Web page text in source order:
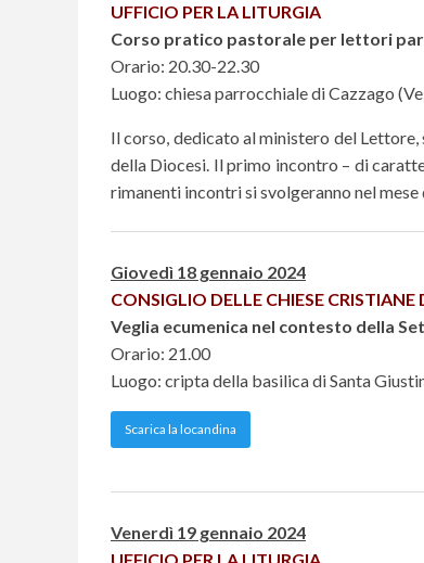
UFFICIO PER LA LITURGIA
Corso pratico pastorale per lettori
Orario: 20.30-22.30
Luogo: chiesa parrocchiale di Cazzago
Il corso, dedicato al ministero del
della Diocesi. Il primo incontro – di
rimanenti incontri si svolgeranno nel mese
Giovedì 18 gennaio 2024
CONSIGLIO DELLE CHIESE CRISTIANE
Veglia ecumenica nel contesto della
Orario: 21.00
Luogo: cripta della basilica di Santa
Scarica la locandina
Venerdì 19 gennaio 2024